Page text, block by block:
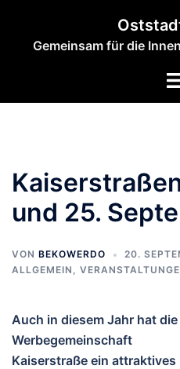
springenGemeinsam für die
und 25.
VON BEKOWERDO
20.
ALLGEMEIN ,
Auch in diesem Jahr hat die
Werbegemeinschaft
Kaiserstraße ein attraktives